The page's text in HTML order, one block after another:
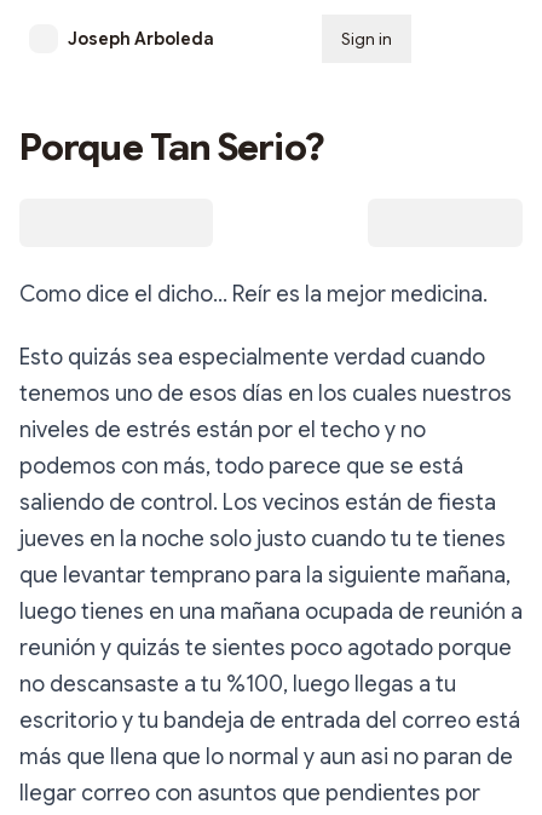
Joseph Arboleda Sign in
Porque Tan Serio?
Como dice el dicho… Reír es la mejor medicina.
Esto quizás sea especialmente verdad cuando
tenemos uno de esos días en los cuales nuestros
niveles de estrés están por el techo y no
podemos con más, todo parece que se está
saliendo de control. Los vecinos están de fiesta
jueves en la noche solo justo cuando tu te tienes
que levantar temprano para la siguiente mañana,
luego tienes en una mañana ocupada de reunión a
reunión y quizás te sientes poco agotado porque
no descansaste a tu %100, luego llegas a tu
escritorio y tu bandeja de entrada del correo está
más que llena que lo normal y aun asi no paran de
llegar correo con asuntos que pendientes por